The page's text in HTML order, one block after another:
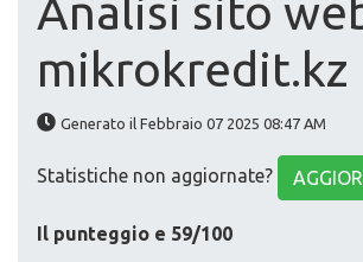
Analisi sito
mikrokredit.kz
Generato il Febbraio 07 2025 08:47 AM
Statistiche non aggiornate?
Il punteggio e 59/100